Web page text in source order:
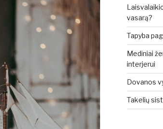
vasarą?
Tapyba
Mediniai
interjerui
Dovanos
Takelių